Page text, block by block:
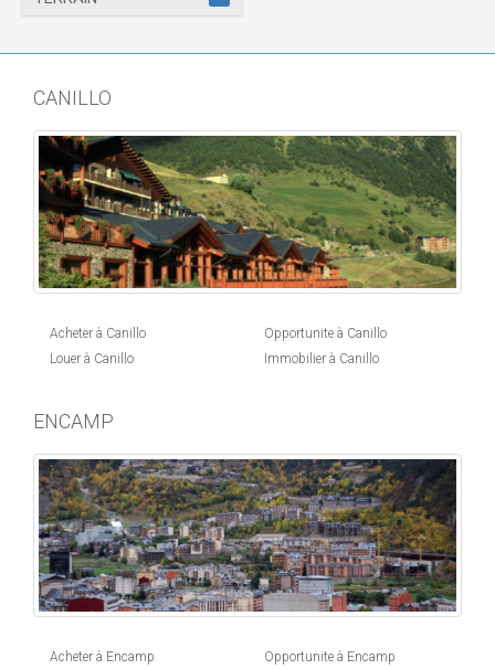
CANILLO
Acheter à Canillo
Louer à Canillo
Opportunite à Canillo
Immobilier à Canillo
ENCAMP
Acheter à Encamp
Opportunite à Encamp